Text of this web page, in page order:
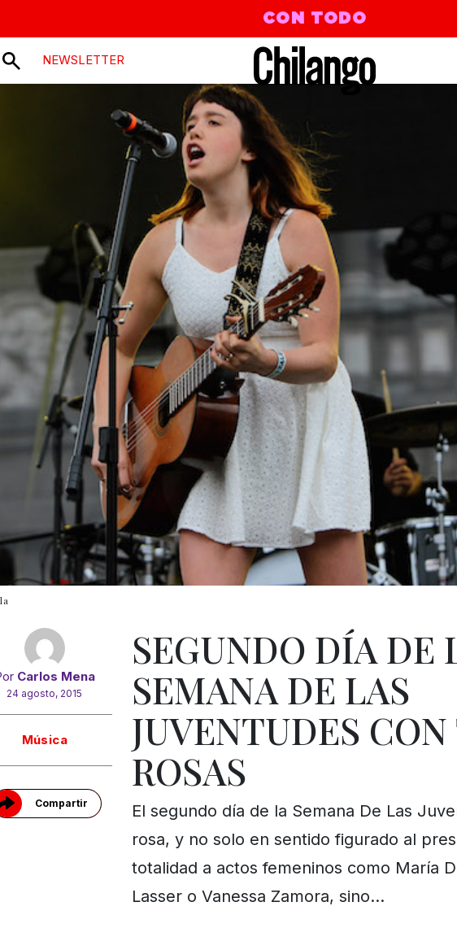
CON TODO
NEWSLETTER
Carlos Mena
24 agosto, 2015
Música
Compartir
SEGUNDO DÍA DE
SEMANA DE LAS
JUVENTUDES
ROSAS
El segundo día de la Semana De Las
rosa, y no solo en sentido figurado al
totalidad a actos femeninos como María
Lasser o Vanessa Zamora, sino…